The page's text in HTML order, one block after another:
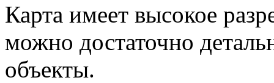
Карта имеет высокое
можно достаточно
объекты.